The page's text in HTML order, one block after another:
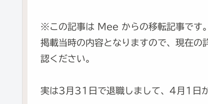
※この記事は Mee からの移転記事です。
掲載当時の内容となりますので、現在の
認ください。
実は3月31日で退職しまして、4月1日